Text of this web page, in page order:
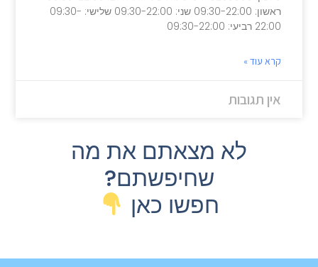
ראשון: 09:30-22:00 שני: 09:30-22:00 שלישי: 09:30-
22:00 רביעי: 09:30-22:00
קרא עוד »
אין תגובות
לא מצאתם את מה
שחיפשתם?
חפשו כאן ​